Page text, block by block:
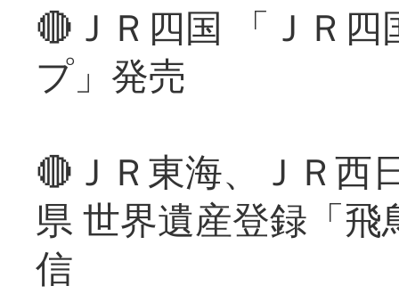
🔴ＪＲ四国 「ＪＲ
プ」発売
🔴ＪＲ東海、ＪＲ西
県 世界遺産登録「
信